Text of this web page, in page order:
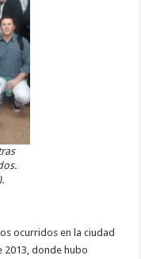
ocurridos en la ciudad
2013, donde hubo